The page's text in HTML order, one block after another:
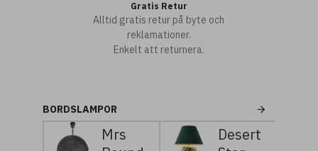
Gratis Retur
Alltid gratis retur på byte och
reklamationer.
Enkelt att returnera.
BORDSLAMPOR
Desert
Pauline